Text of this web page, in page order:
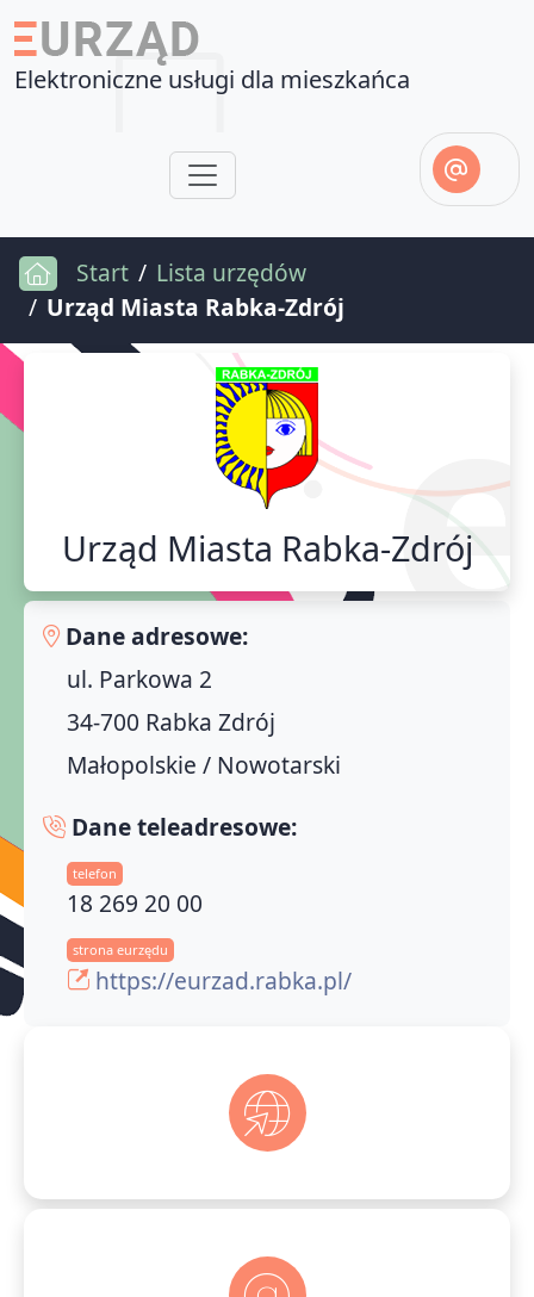
Elektroniczne usługi dla mieszkańca
Start
Lista urzędów
Urząd Miasta Rabka-Zdrój
Urząd Miasta Rabka-Zdrój
Dane adresowe:
ul. Parkowa 2
34-700 Rabka Zdrój
Małopolskie / Nowotarski
Dane teleadresowe:
telefon
18 269 20 00
strona eurzędu
https://eurzad.rabka.pl/